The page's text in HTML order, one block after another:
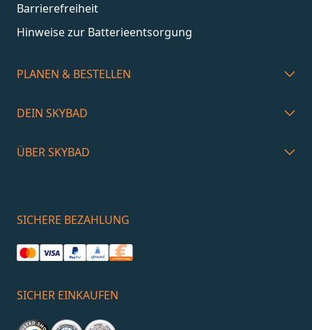
Barrierefreiheit
Hinweise zur Batterieentsorgung
PLANEN & BESTELLEN
DEIN SKYBAD
ÜBER SKYBAD
SICHERE BEZAHLUNG
SICHER EINKAUFEN